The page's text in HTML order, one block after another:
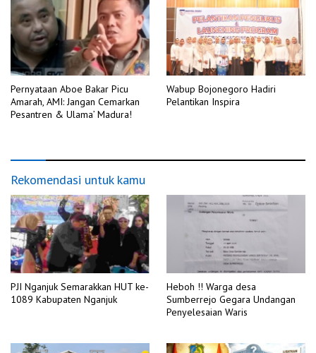
Pernyataan Aboe Bakar Picu
Amarah, AMI: Jangan Cemarkan
Pesantren & Ulama’ Madura!
Wabup Bojonegoro Hadiri
Pelantikan Inspira
Rekomendasi untuk kamu
PJI Nganjuk Semarakkan HUT ke-
1089 Kabupaten Nganjuk
Heboh !! Warga desa
Sumberrejo Gegara Undangan
Penyelesaian Waris